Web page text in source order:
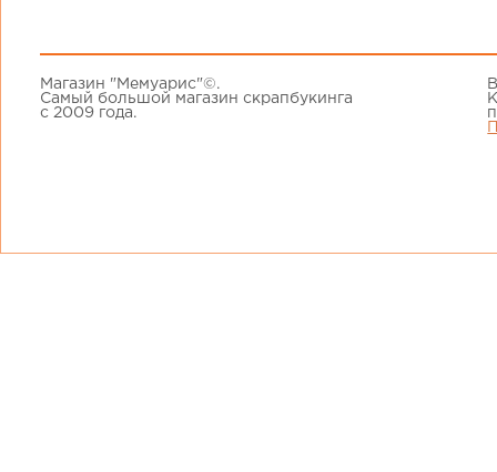
Магазин "Мемуарис"©.
Самый большой магазин скрапбукинга
с 2009 года.